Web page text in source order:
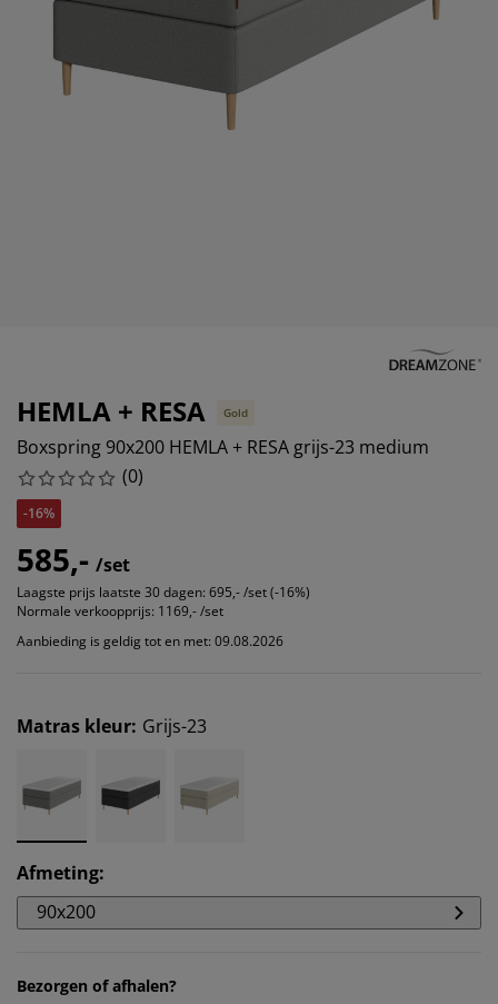
en accessoires
HEMLA + RESA Gold
Boxspring 90x200 HEMLA + RESA grijs-23 medium
(0)
-16%
585,- /set
Laagste prijs laatste 30 dagen: 695,- /set (-16%)
Normale verkoopprijs: 1169,- /set
Aanbieding is geldig tot en met: 09.08.2026
Matras kleur: Grijs-23
Afmeting:
90x200
Bezorgen of afhalen?